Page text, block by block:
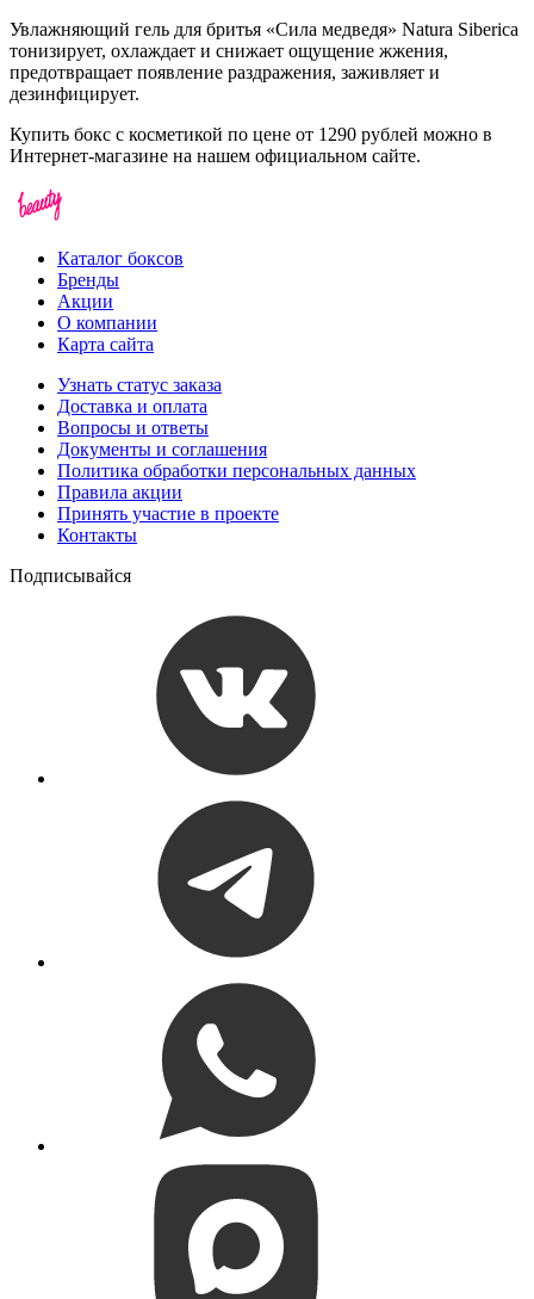
Увлажняющий гель для бритья «Сила медведя» Natura Siberica
тонизирует, охлаждает и снижает ощущение жжения,
предотвращает появление раздражения, заживляет и
дезинфицирует.
Купить бокс с косметикой по цене от 1290 рублей можно в
Интернет-магазине на нашем официальном сайте.
Каталог боксов
Бренды
Акции
О компании
Карта сайта
Узнать статус заказа
Доставка и оплата
Вопросы и ответы
Документы и соглашения
Политика обработки персональных данных
Правила акции
Принять участие в проекте
Контакты
Подписывайся